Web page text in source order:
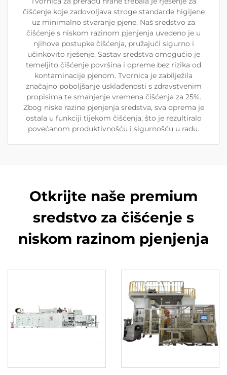
čišćenje koje zadovoljava stroge standarde higijene
uz minimalno stvaranje pjene. Naš sredstvo za
čišćenje s niskom razinom pjenjenja uvedeno je u
njihove postupke čišćenja, pružajući sigurno i
učinkovito rješenje. Sastav sredstva omogućio je
temeljito čišćenje površina i opreme bez rizika od
kontaminacije pjenom. Tvornica je zabilježila
značajno poboljšanje usklađenosti s zdravstvenim
propisima te smanjenje vremena čišćenja za 25%.
Zbog niske razine pjenjenja sredstva, svа oprema je
ostala u funkciji tijekom čišćenja, što je rezultiralo
povećanom produktivnošću i sigurnošću u radu.
Otkrijte naše premium
sredstvo za čišćenje s
niskom razinom pjenjenja